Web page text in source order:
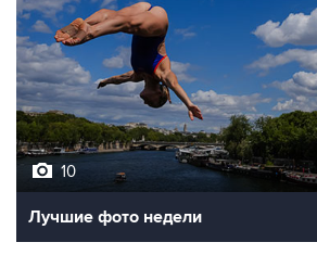
10
Лучшие фото недели